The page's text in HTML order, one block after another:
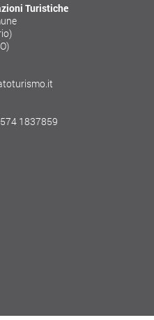
Turistiche
1837859